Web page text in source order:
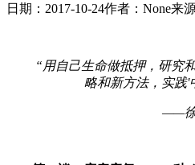
日期： 2017-10-24作者： None来
“用自己生命做抵押，研究和
略和新方法，实践'
——徐